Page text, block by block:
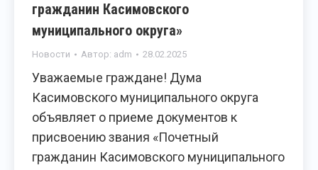
гражданин Касимовского
муниципального округа»
Новости Автор: adm 28.02.2025
Уважаемые граждане! Дума
Касимовского муниципального округа
объявляет о приеме документов к
присвоению звания «Почетный
гражданин Касимовского муниципального